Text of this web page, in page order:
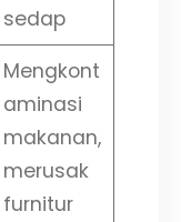
sedap
Mengkont
aminasi
makanan,
merusak
furnitur